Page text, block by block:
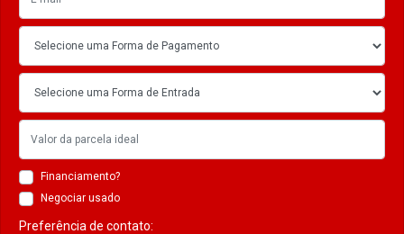
Financiamento?
Negociar usado
Preferência de contato: